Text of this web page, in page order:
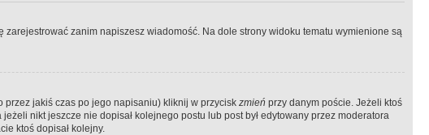
zanim napiszesz wiadomość. Na dole strony widoku tematu wymienione są
przez jakiś czas po jego napisaniu) kliknij w przycisk zmień przy danym poście. Jeżeli ktoś
nikt jeszcze nie dopisał kolejnego postu lub post był edytowany przez moderatora
ktoś dopisał kolejny.